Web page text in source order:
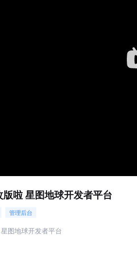
啦 星图地球开发者平台
管理后台
图地球开发者平台